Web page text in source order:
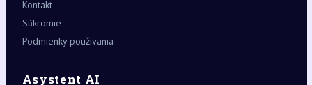
Kontakt
Súkromie
Podmienky používania
Asystent AI